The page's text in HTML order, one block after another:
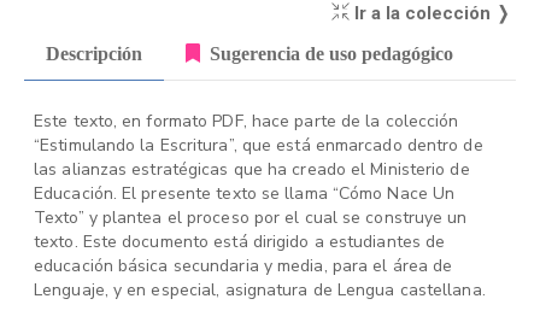
Ir a la colección ❭
Descripción Sugerencia de uso pedagógico
Este texto, en formato PDF, hace parte de la colección
“Estimulando la Escritura”, que está enmarcado dentro de
las alianzas estratégicas que ha creado el Ministerio de
Educación. El presente texto se llama “Cómo Nace Un
Texto” y plantea el proceso por el cual se construye un
texto. Este documento está dirigido a estudiantes de
educación básica secundaria y media, para el área de
Lenguaje, y en especial, asignatura de Lengua castellana.